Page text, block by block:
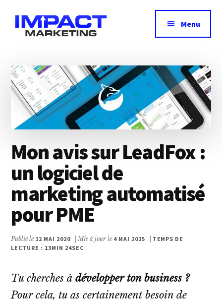
contenu
menu
Marketing
test
&
comparatif
des
meilleurs
marketing
Menu
Mon avis sur LeadFox :
un logiciel de
marketing automatisé
pour PME
Publié le 12 MAI 2020 | Mis à jour le 4 MAI 2025
TEMPS DE
LECTURE : 13MIN 24SEC
Tu cherches à développer ton business ?
Pour cela, tu as certainement besoin de